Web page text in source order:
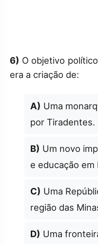
6) O objetivo
era a criação de:
A) Uma
por Tiradentes.
B) Um novo
e educação em
C) Uma
região das
D) Uma